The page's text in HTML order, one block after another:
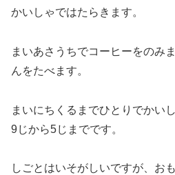
かいしゃではたらきます。
まいあさうちでコーヒーをのみ
んをたべます。
まいにちくるまでひとりでかい
9じから5じまでです。
しごとはいそがしいですが、お